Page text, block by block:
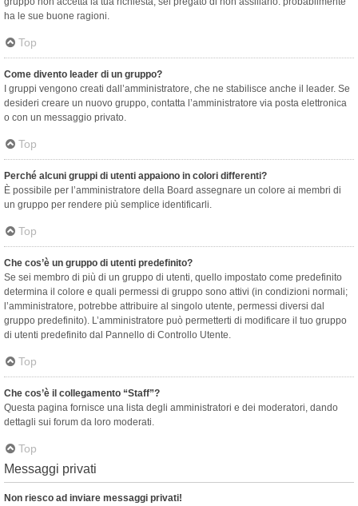
ha le sue buone ragioni.
Top
Come divento leader di un gruppo?
I gruppi vengono creati dall’amministratore, che ne stabilisce anche il leader. Se
desideri creare un nuovo gruppo, contatta l’amministratore via posta elettronica
o con un messaggio privato.
Top
Perché alcuni gruppi di utenti appaiono in colori differenti?
È possibile per l’amministratore della Board assegnare un colore ai membri di
un gruppo per rendere più semplice identificarli.
Top
Che cos’è un gruppo di utenti predefinito?
Se sei membro di più di un gruppo di utenti, quello impostato come predefinito
determina il colore e quali permessi di gruppo sono attivi (in condizioni normali;
l’amministratore, potrebbe attribuire al singolo utente, permessi diversi dal
gruppo predefinito). L’amministratore può permetterti di modificare il tuo gruppo
di utenti predefinito dal Pannello di Controllo Utente.
Top
Che cos’è il collegamento “Staff”?
Questa pagina fornisce una lista degli amministratori e dei moderatori, dando
dettagli sui forum da loro moderati.
Top
Messaggi privati
Non riesco ad inviare messaggi privati!